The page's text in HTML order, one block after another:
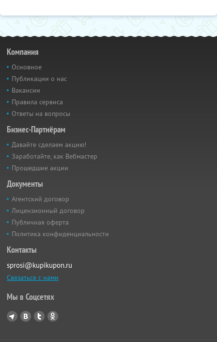
Компания
Основное
Публикации о нас
Вакансии
Правила сервиса
Ответы на вопросы
Бизнес-Партнёрам
Давайте сделаем акцию!
Заработайте, как Вебмастер
Прошедшие акции
Документы
Агентский договор
Лицензионный договор
Публичная оферта
Политика конфиденциальности
Контакты
sprosi@kupikupon.ru
Связаться с нами
Мы в Соцсетях